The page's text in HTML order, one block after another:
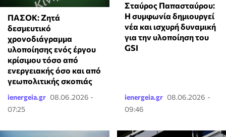
ΠΑΣΟΚ: Ζητά
δεσμευτικό
χρονοδιάγραμμα
υλοποίησης ενός έργου
κρίσιμου τόσο από
ενεργειακής όσο και από
γεωπολιτικής σκοπιάς
ienergeia.gr 08.06.2026 -
07:25
Σταύρος Παπασταύρου:
Η συμφωνία δημιουργεί
νέα και ισχυρή δυναμική
για την υλοποίηση του
GSI
ienergeia.gr 08.06.2026 -
09:46